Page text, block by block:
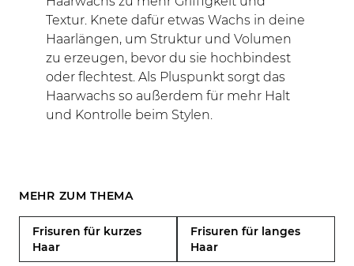
Textur. Knete dafür etwas Wachs in deine
Haarlängen, um Struktur und Volumen
zu erzeugen, bevor du sie hochbindest
oder flechtest. Als Pluspunkt sorgt das
Haarwachs so außerdem für mehr Halt
und Kontrolle beim Stylen.
MEHR ZUM THEMA
Frisuren für kurzes
Haar
Frisuren für langes
Haar